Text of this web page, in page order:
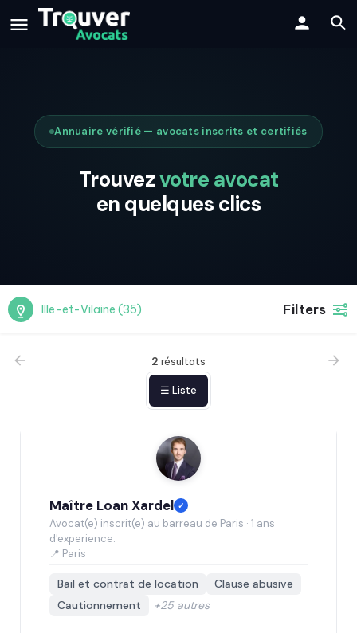
Annuaire vérifié — avocats inscrits et certifiés
Trouvezvotre avocat
en quelques clics
Ille-et-Vilaine (35) Filters
2 résultats
☰ Liste
Maître Loan Xardel ✓
Avocat(e) inscrit(e) au barreau de Paris · 1 ans
d'experience.
📍 Paris
Bail et contrat de location
Clause abusive
Cautionnement
+25 autres